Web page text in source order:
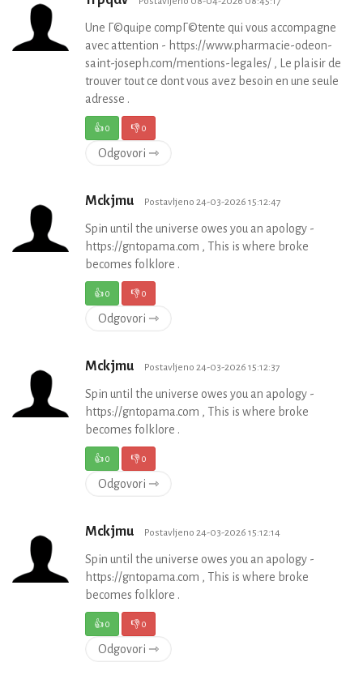
Une Г©quipe compГ©tente qui vous accompagne
avec attention - https://www.pharmacie-odeon-
saint-joseph.com/mentions-legales/ , Le plaisir de
trouver tout ce dont vous avez besoin en une seule
adresse .
👍0 👎0
Odgovori ⇾
Mckjmu Postavljeno 24-03-2026 15:12:47
Spin until the universe owes you an apology -
https://gntopama.com , This is where broke
becomes folklore .
👍0 👎0
Odgovori ⇾
Mckjmu Postavljeno 24-03-2026 15:12:37
Spin until the universe owes you an apology -
https://gntopama.com , This is where broke
becomes folklore .
👍0 👎0
Odgovori ⇾
Mckjmu Postavljeno 24-03-2026 15:12:14
Spin until the universe owes you an apology -
https://gntopama.com , This is where broke
becomes folklore .
👍0 👎0
Odgovori ⇾